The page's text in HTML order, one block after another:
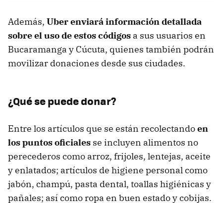
Además, Uber enviará información detallada
sobre el uso de estos códigos a sus usuarios en
Bucaramanga y Cúcuta, quienes también podrán
movilizar donaciones desde sus ciudades.
¿Qué se puede donar?
Entre los artículos que se están recolectandoen
los puntos oficiales se incluyen alimentos no
perecederos como arroz, frijoles, lentejas, aceite
y enlatados; artículos de higiene personal como
jabón, champú, pasta dental, toallas higiénicas y
pañales; así como ropa en buen estado y cobijas.